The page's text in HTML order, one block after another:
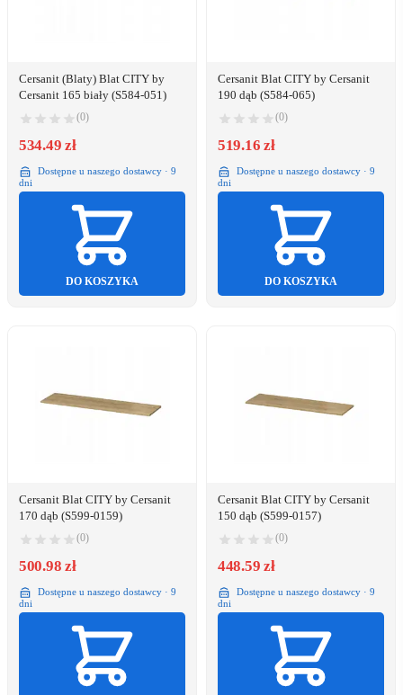
Cersanit (Blaty) Blat CITY by
Cersanit 165 biały (S584-051)
(0)
534.49 zł
Dostępne u naszego dostawcy · 9
dni
DO KOSZYKA
Cersanit Blat CITY by Cersanit
190 dąb (S584-065)
(0)
519.16 zł
Dostępne u naszego dostawcy · 9
dni
DO KOSZYKA
Cersanit Blat CITY by Cersanit
170 dąb (S599-0159)
(0)
500.98 zł
Dostępne u naszego dostawcy · 9
dni
Cersanit Blat CITY by Cersanit
150 dąb (S599-0157)
(0)
448.59 zł
Dostępne u naszego dostawcy · 9
dni